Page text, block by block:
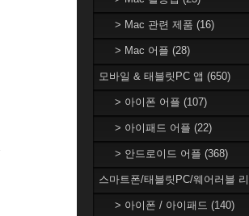
> Mac 관련 제품 (16)
> Mac 어플 (28)
모바일 & 태블릿PC 앱 (650)
> 아이폰 어플 (107)
> 아이패드 어플 (22)
> 안드로이드 어플 (368)
스마트폰/태블릿PC/웨어러블
> 아이폰 / 아이패드 (140)